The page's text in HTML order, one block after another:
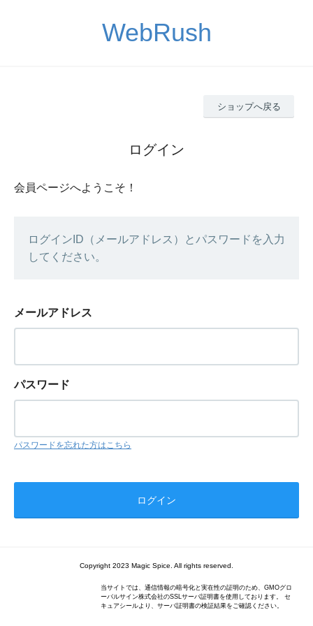
WebRush
ショップへ戻る
ログイン
会員ページへようこそ！
ログインID（メールアドレス）とパスワードを入力
してください。
メールアドレス
パスワード
パスワードを忘れた方はこちら
Copyright 2023 Magic Spice. All rights reserved.
当サイトでは、通信情報の暗号化と実在性の証明のため、GMOグロ
ーバルサイン株式会社のSSLサーバ証明書を使用しております。 セ
キュアシールより、サーバ証明書の検証結果をご確認ください。